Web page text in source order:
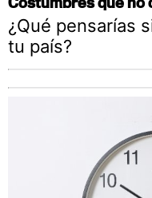
¿Qué pensarías
tu país?